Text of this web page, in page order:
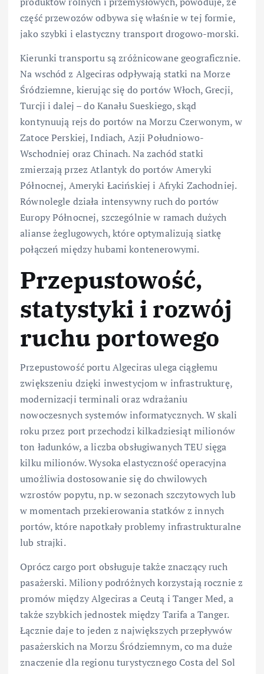
część przewozów odbywa się właśnie w tej formie,
jako szybki i elastyczny transport drogowo-morski.
Kierunki transportu są zróżnicowane geograficznie.
Na wschód z Algeciras odpływają statki na Morze
Śródziemne, kierując się do portów Włoch, Grecji,
Turcji i dalej – do Kanału Sueskiego, skąd
kontynuują rejs do portów na Morzu Czerwonym, w
Zatoce Perskiej, Indiach, Azji Południowo-
Wschodniej oraz Chinach. Na zachód statki
zmierzają przez Atlantyk do portów Ameryki
Północnej, Ameryki Łacińskiej i Afryki Zachodniej.
Równolegle działa intensywny ruch do portów
Europy Północnej, szczególnie w ramach dużych
alianse żeglugowych, które optymalizują siatkę
połączeń między hubami kontenerowymi.
Przepustowość,
statystyki i rozwój
ruchu portowego
Przepustowość portu Algeciras ulega ciągłemu
zwiększeniu dzięki inwestycjom w infrastrukturę,
modernizacji terminali oraz wdrażaniu
nowoczesnych systemów informatycznych. W skali
roku przez port przechodzi kilkadziesiąt milionów
ton ładunków, a liczba obsługiwanych TEU sięga
kilku milionów. Wysoka elastyczność operacyjna
umożliwia dostosowanie się do chwilowych
wzrostów popytu, np. w sezonach szczytowych lub
w momentach przekierowania statków z innych
portów, które napotkały problemy infrastrukturalne
lub strajki.
Oprócz cargo port obsługuje także znaczący ruch
pasażerski. Miliony podróżnych korzystają rocznie z
promów między Algeciras a Ceutą i Tanger Med, a
także szybkich jednostek między Tarifa a Tanger.
Łącznie daje to jeden z największych przepływów
pasażerskich na Morzu Śródziemnym, co ma duże
znaczenie dla regionu turystycznego Costa del Sol